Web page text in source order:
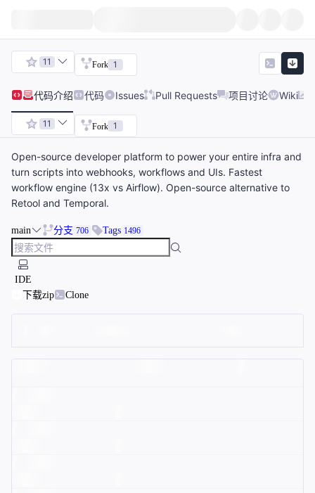
11 Fork 1
代码介绍 代码 Issues Pull Requests 项目讨论 Wiki
11 Fork 1
Open-source developer platform to power your entire infra and
turn scripts into webhooks, workflows and UIs. Fastest
workflow engine (13x vs Airflow). Open-source alternative to
Retool and Temporal.
main 分支 706 Tags 1496
IDE
下载zip
Clone